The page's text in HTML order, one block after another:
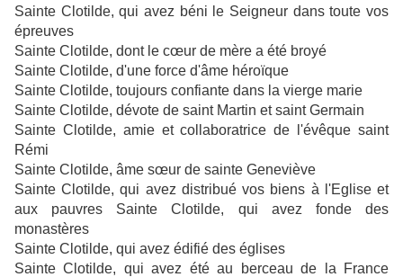
Sainte Clotilde, qui avez béni le Seigneur dans toute vos
épreuves
Sainte Clotilde, dont le cœur de mère a été broyé
Sainte Clotilde, d'une force d'âme héroïque
Sainte Clotilde, toujours confiante dans la vierge marie
Sainte Clotilde, dévote de saint Martin et saint Germain
Sainte Clotilde, amie et collaboratrice de l'évêque saint
Rémi
Sainte Clotilde, âme sœur de sainte Geneviève
Sainte Clotilde, qui avez distribué vos biens à l'Eglise et
aux pauvres Sainte Clotilde, qui avez fonde des
monastères
Sainte Clotilde, qui avez édifié des églises
Sainte Clotilde, qui avez été au berceau de la France